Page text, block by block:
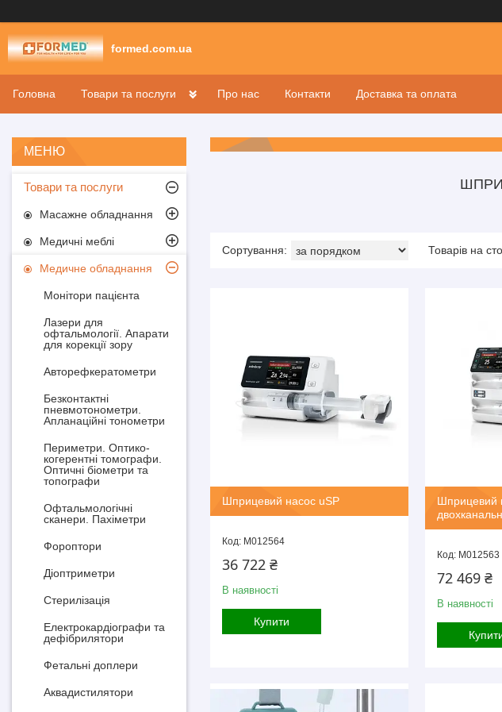
formed.com.ua
Головна Товари та послуги Про нас Контакти Доставка та оплата
Шприцевий насос uSP
M012564
36 722 ₴
В наявності
Купити
Шприцевий
M012563
72 469 ₴
В наявності
Товари та послуги
Масажне обладнання
Медичні меблі
Медичне обладнання
Монітори пацієнта
Лазери для
офтальмології. Апарати
для корекції зору
Авторефкератометри
Безконтактні
пневмотонометри.
Апланаційні тонометри
Периметри. Оптико-
когерентні томографи.
Оптичні біометри та
топографи
Офтальмологічні
сканери. Пахіметри
Фороптори
Діоптриметри
Стерилізація
Електрокардіографи та
дефібрилятори
Фетальні доплери
Аквадистилятори